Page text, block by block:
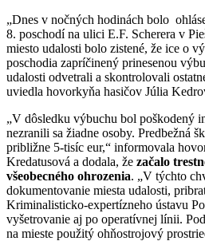
„Dnes v nočných hodinách bolo
8. poschodí na ulici E.F. Scherera v
miesto udalosti bolo zistené, že ice o
poschodia zapríčinený prinesenou
udalosti odvetrali a skontrolovali
uviedla hovorkyňa hasičov Júlia
„V dôsledku výbuchu bol poškodený
nezranili sa žiadne osoby. Predbežná
približne 5-tisíc eur,“ informovala
Kredatusová a dodala, že začalo
všeobecného ohrozenia. „V týchto
dokumentovanie miesta udalosti,
Kriminalisticko-expertízneho ústavu
vyšetrovanie aj po operatívnej línii.
na mieste použitý ohňostrojový